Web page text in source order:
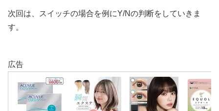
次回は、スイッチの場合を例にY/Nの判断をしていきま
す。
広告